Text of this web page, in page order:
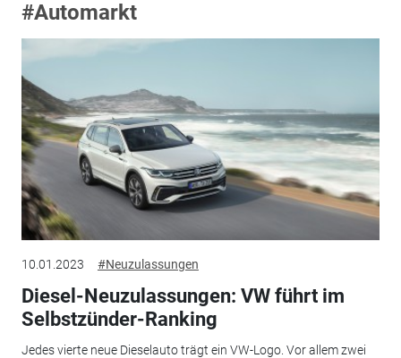
#Automarkt
10.01.2023 #Neuzulassungen
Diesel-Neuzulassungen: VW führt im
Selbstzünder-Ranking
Jedes vierte neue Dieselauto trägt ein VW-Logo. Vor allem zwei